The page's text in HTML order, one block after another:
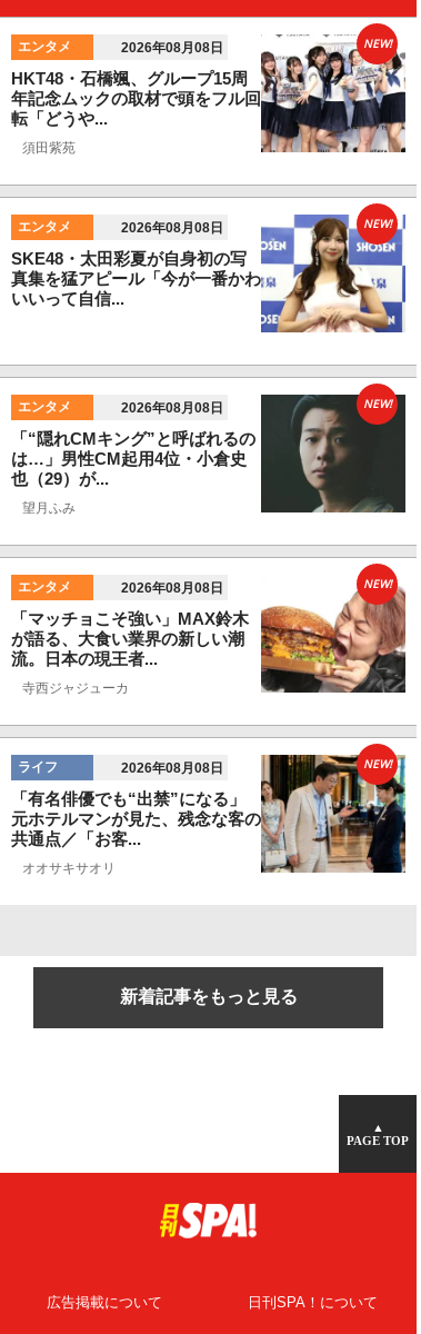
エンタメ 2026年08月08日
HKT48・石橋颯、グループ15周
年記念ムックの取材で頭をフル回
転「どうや...
須田紫苑
NEW!
エンタメ 2026年08月08日
SKE48・太田彩夏が自身初の写
真集を猛アピール「今が一番かわ
いいって自信...
NEW!
エンタメ 2026年08月08日
「“隠れCMキング”と呼ばれるの
は…」男性CM起用4位・小倉史
也（29）が...
望月ふみ
NEW!
エンタメ 2026年08月08日
「マッチョこそ強い」MAX鈴木
が語る、大食い業界の新しい潮
流。日本の現王者...
寺西ジャジューカ
NEW!
ライフ 2026年08月08日
「有名俳優でも“出禁”になる」
元ホテルマンが見た、残念な客の
共通点／「お客...
オオサキサオリ
NEW!
新着記事をもっと見る
▲
PAGE TOP
広告掲載について 日刊SPA！について